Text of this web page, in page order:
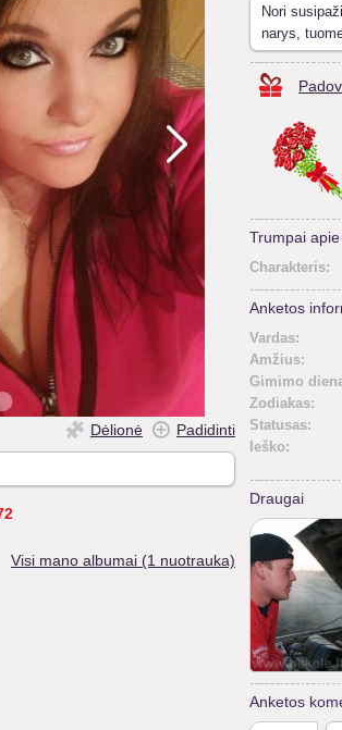
Dėlionė Padidinti
Visi mano albumai (1 nuotrauka)
Nori
narys,
Trumpai
Charakteris:
Anketos
Vardas:
Amžius:
Gimimo
Zodiakas:
Statusas:
Ieško:
Draugai
Anketos